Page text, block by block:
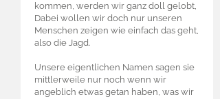
kommen, werden wir ganz doll gelobt,
Dabei wollen wir doch nur unseren
Menschen zeigen wie einfach das geht,
also die Jagd.
Unsere eigentlichen Namen sagen sie
mittlerweile nur noch wenn wir
angeblich etwas getan haben, was wir